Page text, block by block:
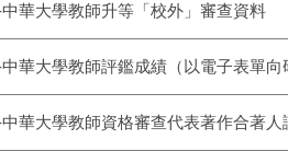
華大學教師升等「校外」審查資料
華大學教師評鑑成績（以電子表單向
華大學教師資格審查代表著作合著人